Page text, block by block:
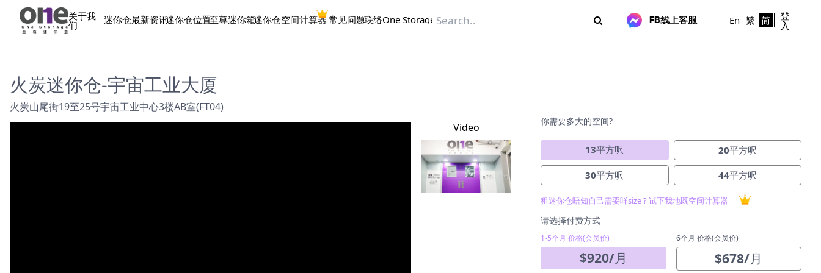
关于我
们 迷你仓最新资讯迷你仓位置至尊迷你箱迷你仓空间计算器常见问题联络One Storage FB线上客服 En 繁 简 登
入
火炭迷你仓-宇宙工业大厦
火炭山尾街19至25号宇宙工业中心3楼AB室(FT04)
Video
你需要多大的空间?
13平方呎 20平方呎
30平方呎 44平方呎
租迷你仓唔知自己需要咩size ? 试下我地既空间计算器
请选择付费方式
1-5个月 价格(会员价)
$920/月
6个月 价格(会员价)
$678/月